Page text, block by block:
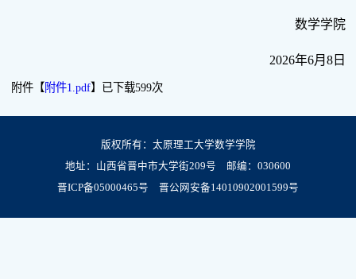
数学学院
2026年6月8日
附件【附件1.pdf】已下载599次
版权所有：太原理工大学数学学院
地址：山西省晋中市大学街209号 邮编：030600
晋ICP备05000465号
晋公网安备14010902001599号